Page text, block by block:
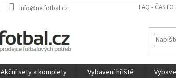
info@netfotbal.cz FAQ -
Akční sety a komplety Vybavení hřiště